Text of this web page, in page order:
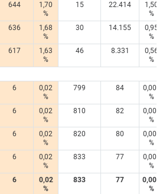
644
1,70
%
15 22.414
1,50
%
636
1,68
%
30 14.155
0,95
%
617
1,63
%
46 8.331
0,56
%
6
0,02
%
799 84
0,006
%
6
0,02
%
810 82
0,005
%
6
0,02
%
820 80
0,005
%
6
0,02
%
833 77
0,005
%
6
0,02
%
833 77
0,005
%